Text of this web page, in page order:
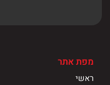
מפת אתר
ראשי